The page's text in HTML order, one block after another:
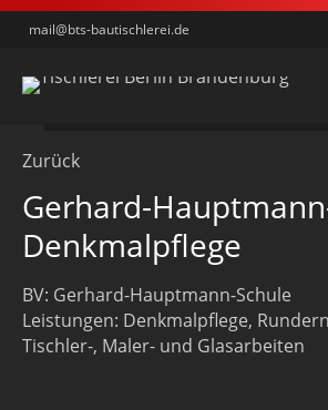
mail@bts-bautischlerei.de
logistisch ein breites
Leistungsspektrum
Zurück
Gerhard-
Denkmalpflege
BV: Gerhard-Hauptmann-Schule
Leistungen: Denkmalpflege,
Tischler-, Maler- und Glasarbeiten